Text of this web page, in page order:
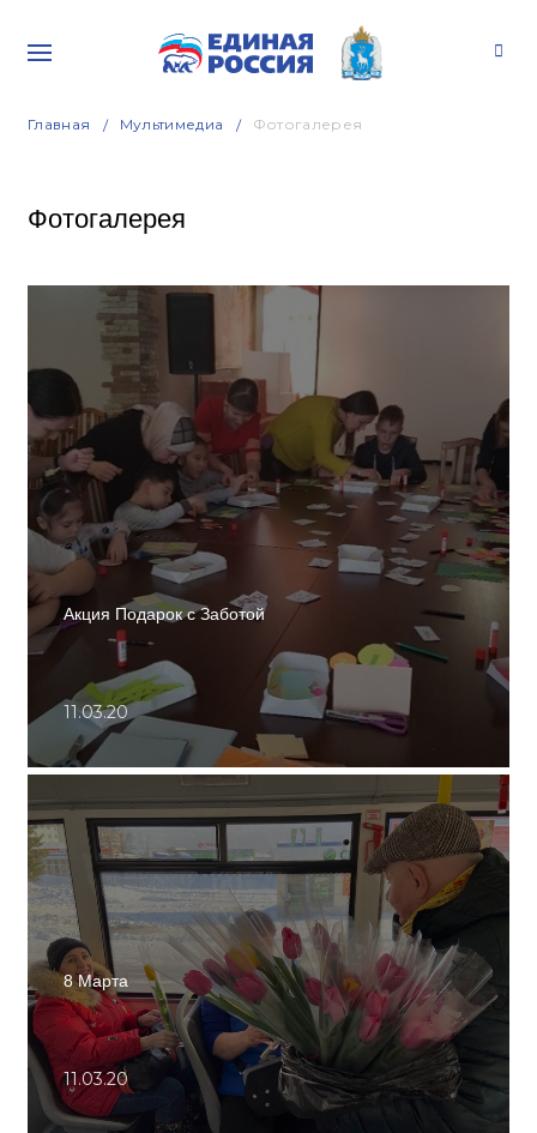
Главная Мультимедиа Фотогалерея
Фотогалерея
Акция Подарок с Заботой
11.03.20
8 Марта
11.03.20